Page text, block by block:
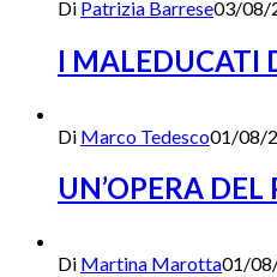
Di Patrizia Barrese03/08/
I MALEDUCATI
Di Marco Tedesco01/08/
UN’OPERA
Di Martina Marotta01/